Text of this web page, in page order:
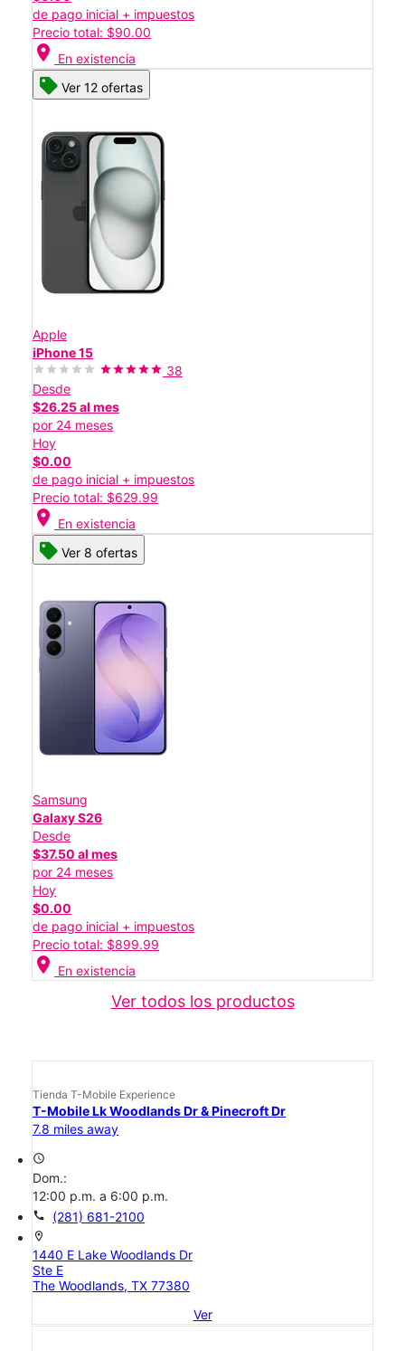
de pago inicial + impuestos
Precio total: $90.00
location_on En existencia
Ver 12 ofertas
Apple
iPhone 15
38
Desde
$26.25 al mes
por 24 meses
Hoy
$0.00
de pago inicial + impuestos
Precio total: $629.99
location_on En existencia
Ver 8 ofertas
Samsung
Galaxy S26
Desde
$37.50 al mes
por 24 meses
Hoy
$0.00
de pago inicial + impuestos
Precio total: $899.99
location_on En existencia
Ver todos los productos
Tienda T-Mobile Experience
T-Mobile Lk Woodlands Dr & Pinecroft Dr
7.8 miles away
access_time
Dom.:
12:00 p.m. a 6:00 p.m.
call (281) 681-2100
location_on
1440 E Lake Woodlands Dr
Ste E
The Woodlands, TX 77380
Ver